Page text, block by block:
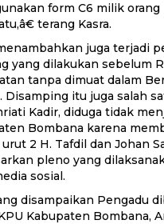
form C6 milik
terang Kasra.
juga terjadi
yang dilakukan sebelum
tanpa dimuat dalam
Disamping itu juga salah
Kadir, diduga tidak
Bombana karena
2 H. Tafdil dan Johan
pleno yang
sosial.
disampaikan Pengadu
Kabupaten Bombana,